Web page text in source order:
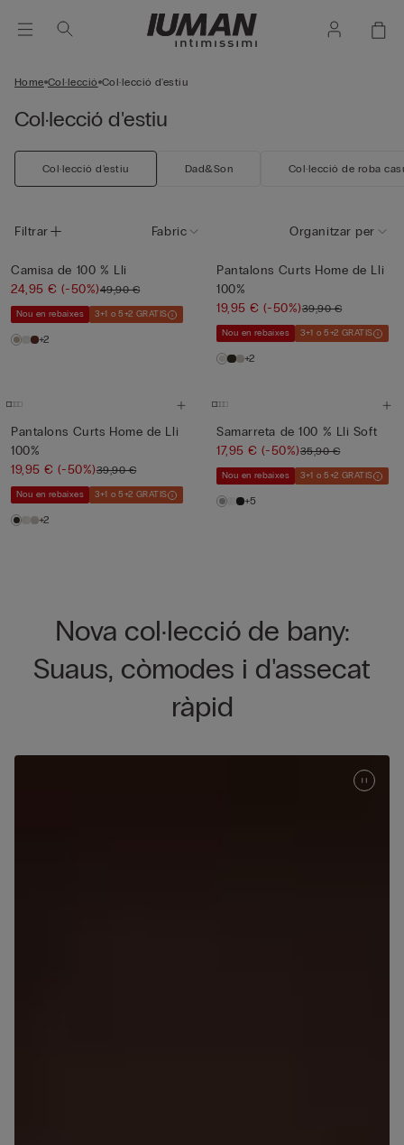
Home Col·lecció Col·lecció d'estiu
Col·lecció d'estiu
Col·lecció d'estiu Dad&Son Col·lecció de roba
Filtrar Fabric Organitzar per
Camisa de 100 % Lli
24,95 €(-50%)49,90 €
Nou en rebaixes 3+1 o 5+2 GRATIS
+2
Pantalons Curts Home de Lli
100%
19,95 €(-50%)39,90 €
Nou en rebaixes 3+1 o 5+2 GRATIS
+2
Pantalons Curts Home de Lli
100%
19,95 €(-50%)39,90 €
Nou en rebaixes 3+1 o 5+2 GRATIS
+2
Samarreta de 100 % Lli Soft
17,95 €(-50%)35,90 €
Nou en rebaixes 3+1 o 5+2 GRATIS
+5
Nova col·lecció de bany:
Suaus, còmodes i d'assecat
ràpid